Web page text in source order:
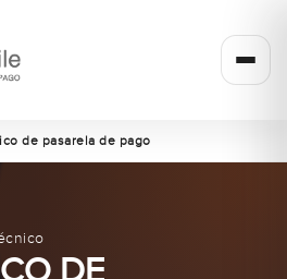
de pasarela de pago